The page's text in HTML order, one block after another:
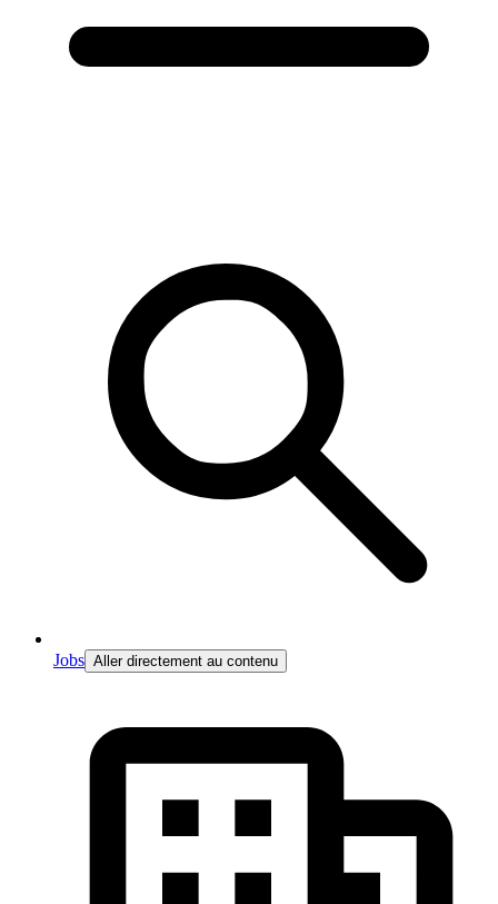
Jobs Aller directement au contenu